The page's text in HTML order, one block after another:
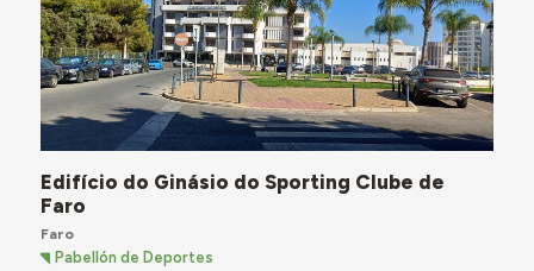
Edifício do Ginásio do Sporting Clube de
Faro
Faro
Pabellón de Deportes